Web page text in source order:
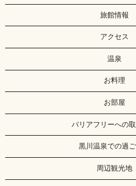
旅館情報
アクセス
温泉
お料理
お部屋
バリアフリーへの
黒川温泉での過
周辺観光地